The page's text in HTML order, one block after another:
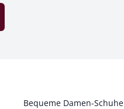
Bequeme Damen-Schuhe